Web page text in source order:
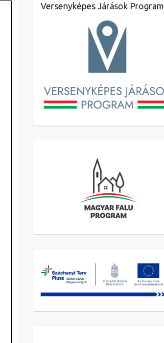
Versenyképes Járások Program